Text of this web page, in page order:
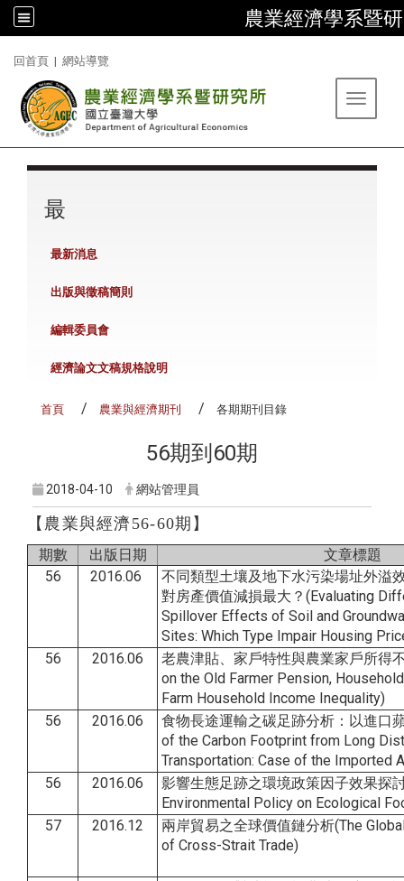
農業經濟學系暨
回首頁 | 網站導覽
Toggle
最
最新消息
出版與徵稿簡則
編輯委員會
經濟論文文稿規格說明
首頁 農業與經濟期刊 各期期刊目錄
56期到60期
2018-04-10 網站管理員
【 農業與經濟56-60期 】
期數 出版日期
文章標題
56
2016.06
不同類型土壤及地下水污染場址外溢
對房產價值減損最大？(Evaluating
Spillover Effects of Soil and
Sites: Which Type Impair Housing
56
2016.06
老農津貼、家戶特性與農業家戶所得
on the Old Farmer Pension,
Farm Household Income Inequality)
56
2016.06
食物長途運輸之碳足跡分析：以進口
of the Carbon Footprint from Long
Transportation: Case of the Imported
56
2016.06
影響生態足跡之環境政策因子效果探
Environmental Policy on Ecological
57
2016.12
兩岸貿易之全球價值鏈分析(The
of Cross-Strait Trade)